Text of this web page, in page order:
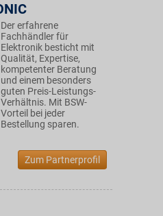
Der erfahrene
Fachhändler für
Elektronik besticht mit
Qualität, Expertise,
kompetenter Beratung
und einem besonders
guten Preis-Leistungs-
Verhältnis. Mit BSW-
Vorteil bei jeder
Bestellung sparen.
Zum Partnerprofil